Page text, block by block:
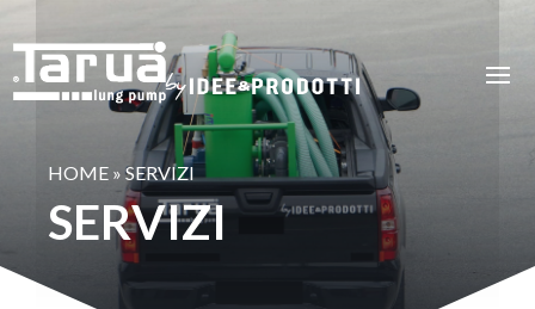
HOME » SERVIZI
SERVIZI